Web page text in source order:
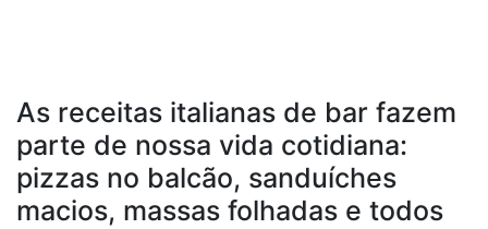
As receitas italianas de bar fazem
parte de nossa vida cotidiana:
pizzas no balcão, sanduíches
macios, massas folhadas e todos